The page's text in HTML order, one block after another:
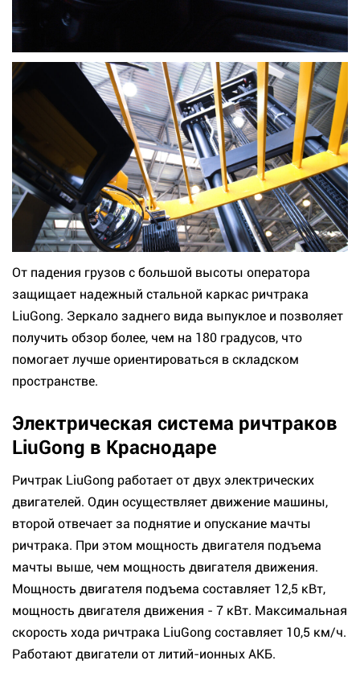
От падения грузов с большой высоты оператора
защищает надежный стальной каркас ричтрака
LiuGong. Зеркало заднего вида выпуклое и позволяет
получить обзор более, чем на 180 градусов, что
помогает лучше ориентироваться в складском
пространстве.
Электрическая система ричтраков
LiuGong в Краснодаре
Ричтрак LiuGong работает от двух электрических
двигателей. Один осуществляет движение машины,
второй отвечает за поднятие и опускание мачты
ричтрака. При этом мощность двигателя подъема
мачты выше, чем мощность двигателя движения.
Мощность двигателя подъема составляет 12,5 кВт,
мощность двигателя движения - 7 кВт. Максимальная
скорость хода ричтрака LiuGong составляет 10,5 км/ч.
Работают двигатели от литий-ионных АКБ.